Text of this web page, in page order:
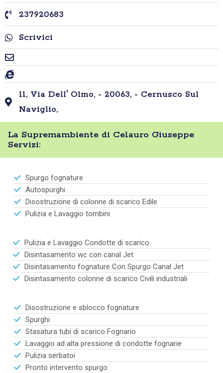
237920683
Scrivici
11, Via Dell' Olmo, - 20063, - Cernusco Sul
Naviglio,
La Supremambiente di Celauro Giuseppe
Servizi:
Spurgo fognature
Autospurghi
Disostruzione di colonne di scarico Edile
Pulizia e Lavaggio tombini
Pulizia e Lavaggio Condotte di scarico
Disintasamento wc con canal Jet
Disintasamento fognature Con Spurgo Canal Jet
Disintasamento colonne di scarico Civili industriali
Disostruzione e sblocco fognature
Spurghi
Stasatura tubi di scarico Fognario
Lavaggio ad alta pressione di condotte fognarie
Pulizia serbatoi
Pronto intervento spurgo